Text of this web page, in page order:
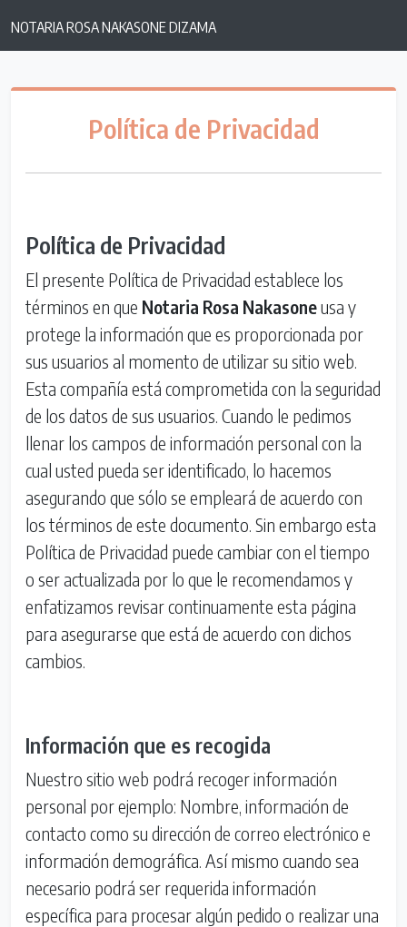
NOTARIA ROSA NAKASONE DIZAMA
Política de Privacidad
Política de Privacidad
El presente Política de Privacidad establece los
términos en que Notaria Rosa Nakasoneusa y
protege la información que es proporcionada por
sus usuarios al momento de utilizar su sitio web.
Esta compañía está comprometida con la seguridad
de los datos de sus usuarios. Cuando le pedimos
llenar los campos de información personal con la
cual usted pueda ser identificado, lo hacemos
asegurando que sólo se empleará de acuerdo con
los términos de este documento. Sin embargo esta
Política de Privacidad puede cambiar con el tiempo
o ser actualizada por lo que le recomendamos y
enfatizamos revisar continuamente esta página
para asegurarse que está de acuerdo con dichos
cambios.
Información que es recogida
Nuestro sitio web podrá recoger información
personal por ejemplo: Nombre, información de
contacto como su dirección de correo electrónico e
información demográfica. Así mismo cuando sea
necesario podrá ser requerida información
específica para procesar algún pedido o realizar una